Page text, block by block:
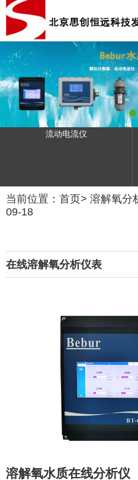
流动电流仪
当前位置： 首页> 溶解氧分
09-18
在线溶解氧分析仪表
溶解氧水质在线分析仪